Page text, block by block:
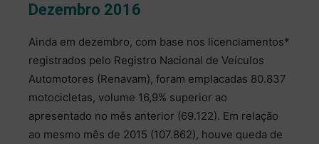
Dezembro 2016
Ainda em dezembro, com base nos licenciamentos*
registrados pelo Registro Nacional de Veículos
Automotores (Renavam), foram emplacadas 80.837
motocicletas, volume 16,9% superior ao
apresentado no mês anterior (69.122). Em relação
ao mesmo mês de 2015 (107.862), houve queda de